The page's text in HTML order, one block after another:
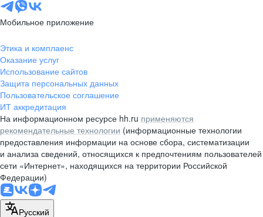
Мобильное приложение
Этика и комплаенс
Оказание услуг
Использование сайтов
Защита персональных данных
Пользовательское соглашение
ИТ аккредитация
На информационном ресурсе hh.ru применяются
рекомендательные технологии (информационные технологии
предоставления информации на основе сбора, систематизации
и анализа сведений, относящихся к предпочтениям пользователей
сети «Интернет», находящихся на территории Российской
Федерации)
Русский